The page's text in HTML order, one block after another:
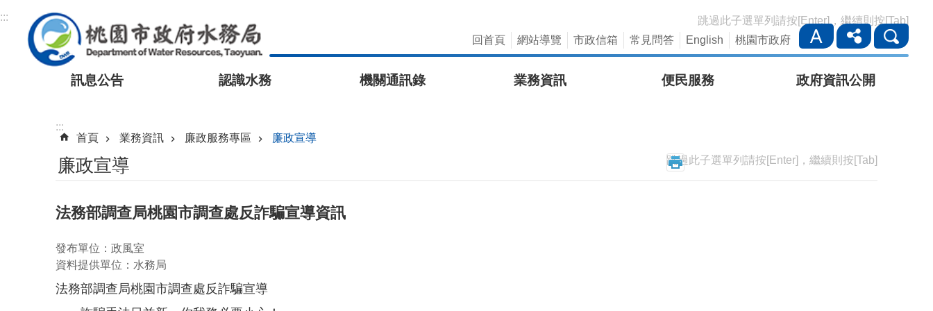
跳到主要內容區塊
:::
跳過此子選單列請按[Enter]，繼續則按[Tab]
回首頁
網站導覽 市政信箱 常見問答 English 桃園市政府
訊息公告 認識水務 機關通訊錄 業務資訊 便民服務 政府資訊公開
:::
首頁
業務資訊 廉政服務專區 廉政宣導
廉政宣導 跳過此子選單列請按[Enter]，繼續則按[Tab]
法務部調查局桃園市調查處反詐騙宣導資訊
發布單位：政風室
資料提供單位：水務局
法務部調查局桃園市調查處反詐騙宣導